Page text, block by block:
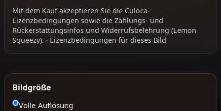
Mit dem Kauf akzeptieren Sie die Culoca-
Lizenzbedingungen sowie die Zahlungs- und
Rückerstattungsinfos und Widerrufsbelehrung (Lemon
Squeezy). · Lizenzbedingungen für dieses Bild
Bildgröße
Volle Auflösung